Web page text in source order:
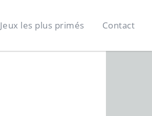
Jeux les plus primés Contact